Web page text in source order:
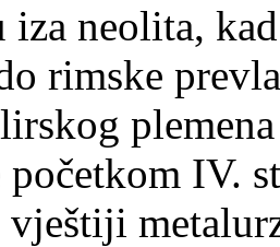
iza neolita,
rimske
početkom IV.